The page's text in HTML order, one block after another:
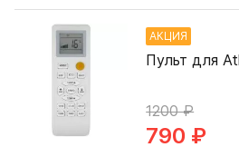
АКЦИЯ
Пульт для
1200 ₽
790 ₽